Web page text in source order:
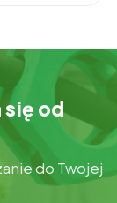
Są jednak
się od
do Twojej